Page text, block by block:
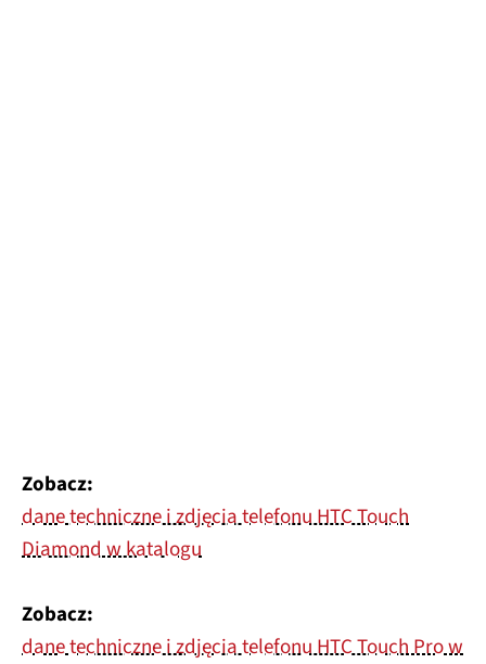
Zobacz:
dane techniczne i zdjęcia telefonu HTC Touch
Diamond w katalogu
Zobacz:
dane techniczne i zdjęcia telefonu HTC Touch Pro w